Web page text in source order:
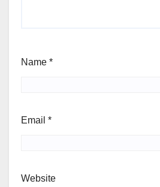
Name *
Email *
Website